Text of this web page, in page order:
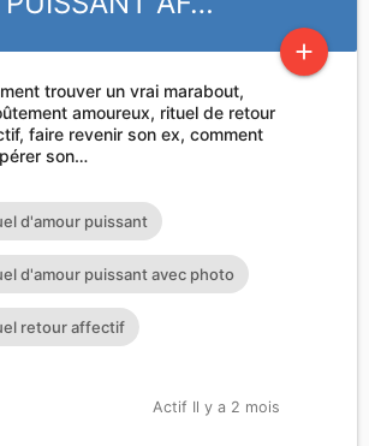
add
trouver un vrai marabout,
amoureux, rituel de retour
faire revenir son ex, comment
son…
d'amour puissant
d'amour puissant avec photo
retour affectif
Actif Il y a 2 mois